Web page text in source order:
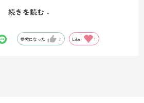
続きを読む
参考になった 2 Like! 1